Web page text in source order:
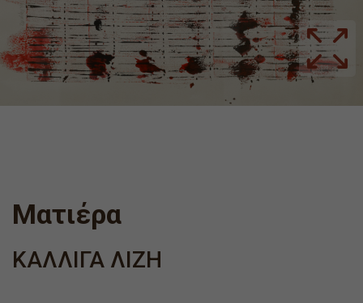
Ματιέρα
ΚΑΛΛΙΓΑ ΛΙΖΗ